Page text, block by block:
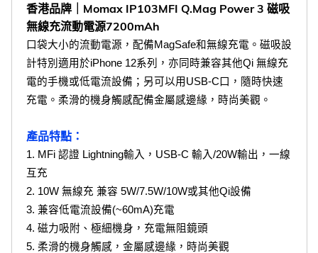
香港品牌｜Momax IP103MFI Q.Mag Power 3 磁吸
無線充流動電源7200mAh
口袋大小的流動電源，配備MagSafe和無線充電。磁吸設
計特別適用於iPhone 12系列，亦同時兼容其他Qi 無線充
電的手機或低電流設備；另可以用USB-C口，隨時快速
充電。柔滑的機身觸感配備金屬感邊緣，時尚美觀。
產品特點：
1. MFi 認證 Lightning輸入，USB-C 輸入/20W輸出，一線
互充
2. 10W 無線充 兼容 5W/7.5W/10W或其他Qi設備
3. 兼容低電流設備(~60mA)充電
4. 磁力吸附、極細機身，充電無阻鏡頭
5. 柔滑的機身觸感，金屬感邊緣，時尚美觀